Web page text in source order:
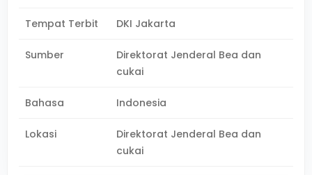
Tempat Terbit DKI Jakarta
Sumber
Direktorat Jenderal Bea dan
cukai
Bahasa Indonesia
Lokasi
Direktorat Jenderal Bea dan
cukai